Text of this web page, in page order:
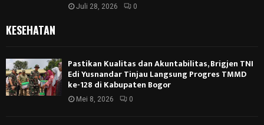
Juli 28, 2026 0
KESEHATAN
Pastikan Kualitas dan Akuntabilitas, Brigjen TNI
Edi Yusnandar Tinjau Langsung Progres TMMD
ke-128 di Kabupaten Bogor
Mei 8, 2026 0